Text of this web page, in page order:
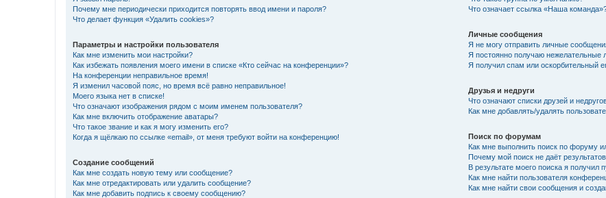
Почему мне периодически приходится повторять ввод имени и пароля?
Что делает функция «Удалить cookies»?
Параметры и настройки пользователя
Как мне изменить мои настройки?
Как избежать появления моего имени в списке «Кто сейчас на конференции»?
На конференции неправильное время!
Я изменил часовой пояс, но время всё равно неправильное!
Моего языка нет в списке!
Что означают изображения рядом с моим именем пользователя?
Как мне включить отображение аватары?
Что такое звание и как я могу изменить его?
Когда я щёлкаю по ссылке «email», от меня требуют войти на конференцию!
Создание сообщений
Как мне создать новую тему или сообщение?
Как мне отредактировать или удалить сообщение?
Как мне добавить подпись к своему сообщению?
Что означает ссылка «Наша
Личные сообщения
Я не могу отправить личные
Я постоянно получаю нежелательные
Я получил спам или оскорбительный
Друзья и недруги
Что означают списки друзей и
Как мне добавлять/удалять
Поиск по форумам
Как мне выполнить поиск по форуму
Почему мой поиск не даёт
В результате моего поиска я получил
Как мне найти пользователя
Как мне найти свои сообщения и